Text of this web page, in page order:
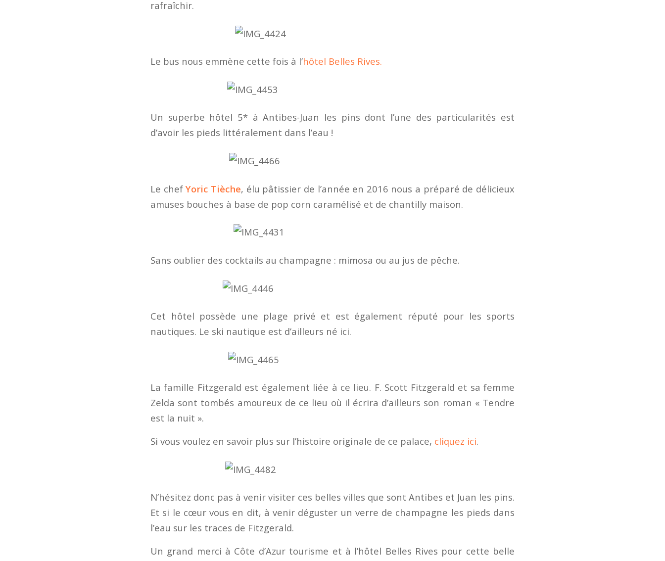
rafraîchir.
Le bus nous emmène cette fois à l’hôtel Belles Rives.
Un superbe hôtel 5* à Antibes-Juan les pins dont l’une des particularités est
d’avoir les pieds littéralement dans l’eau !
Le chefYoric Tièche, élu pâtissier de l’année en 2016 nous a préparé de délicieux
amuses bouches à base de pop corn caramélisé et de chantilly maison.
Sans oublier des cocktails au champagne : mimosa ou au jus de pêche.
Cet hôtel possède une plage privé et est également réputé pour les sports
nautiques. Le ski nautique est d’ailleurs né ici.
La famille Fitzgerald est également liée à ce lieu. F. Scott Fitzgerald et sa femme
Zelda sont tombés amoureux de ce lieu où il écrira d’ailleurs son roman « Tendre
est la nuit ».
Si vous voulez en savoir plus sur l’histoire originale de ce palace, cliquez ici.
N’hésitez donc pas à venir visiter ces belles villes que sont Antibes et Juan les pins.
Et si le cœur vous en dit, à venir déguster un verre de champagne les pieds dans
l’eau sur les traces de Fitzgerald.
Un grand merci à Côte d’Azur tourisme et à l’hôtel Belles Rives pour cette belle